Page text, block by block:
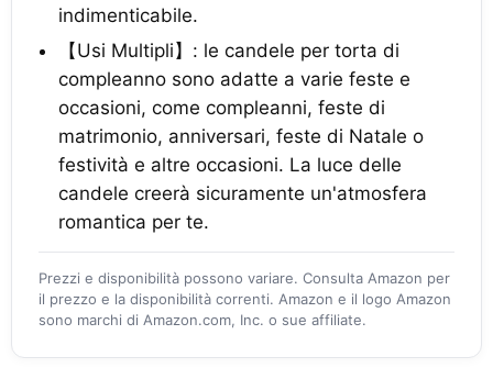
indimenticabile.
【Usi Multipli】: le candele per torta di
compleanno sono adatte a varie feste e
occasioni, come compleanni, feste di
matrimonio, anniversari, feste di Natale o
festività e altre occasioni. La luce delle
candele creerà sicuramente un'atmosfera
romantica per te.
Prezzi e disponibilità possono variare. Consulta Amazon per
il prezzo e la disponibilità correnti. Amazon e il logo Amazon
sono marchi di Amazon.com, Inc. o sue affiliate.